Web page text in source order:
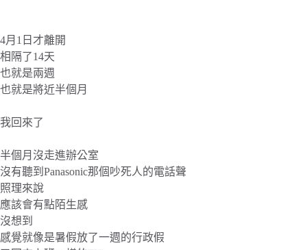
4月1日才離開
相隔了14天
也就是兩週
也就是將近半個月
我回來了
半個月沒走進辦公室
沒有聽到Panasonic那個吵死人的電話聲
照理來說
應該會有點陌生感
沒想到
感覺就像是暑假放了一週的行政假